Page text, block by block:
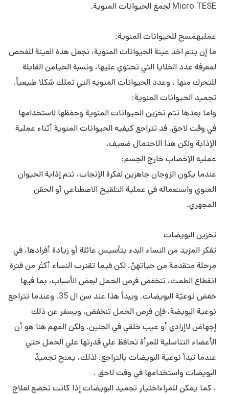
Micro TESE لجمع الحيوانات المنوية.
عملیهمسح للحيوانات المنوية:
ما إن يتم اخذ عينة الحيوانات المنوية، نجعل هذة العينة للفحص
لمعرفة عدد الخلايا التي تحتوي عليها، ونسبة الحیامن القابلة
للتحرك منها ، وعدد الحيوانات المنویه التي تملك شكلا طبيعياً.
تجميد الحيوانات المنوية:
واما بعدها تتم تخزین الحيوانات المنوية وحفظها لاستخدامها
في وقت لاحق. قد تتراجع کیفیه الحيوانات المنوية أثناء عملية
الإذابة ولكن هذا الاحتمال ضعیف.
عملیه الإخصاب خارج الجسم:
عندما يكون الزوجان جاهزين لفكرة الإنجاب، تتم إذابة الحيوان
المنوي واستعماله في عملية التلقيح الاصطناعي أو الحقن
المجهري.
تخزین البويضات
تفکر المزيد من النساء البدء بتأسيس عائلة أو زيادة أفرادها، في
مرحلة متقدمة من حياتهنّ. لكن فيما تقترب النساء أكثر من فترة
انقطاع الطمث، تنخفض فرص الحمل لبعض الأسباب، بما فيها
خفض نوعيّة البويضات. ويبدأ هذا عند سن ال 35. وعندما تتراجع
نوعية البويضة، فإن فرص الحمل تنخفض، ويسفر عن ذلك
إجهاض لاإرادي أو عيب خلقي في الجنین. ولكن المهم هنا هو أن
الأعضاء التناسلية للمرأة تحافظ علي قدرتها علي الحمل حتي
عندما تبدأ نوعية البويضات بالتراجع. لذلك، يمنح تجميدُ
البويضات واستخدامها في وقت لاحق .
. كما يمكن للمراءاختيار تجميد البويضات إذا كانت تخضع لعلاج